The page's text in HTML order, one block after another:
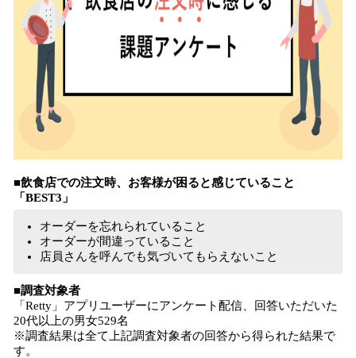
■飲食店での注文時、お客様が困ると感じていること
「BEST3」
オーダーを忘れられていること
オーダーが間違っていること
店員さんを呼んでも気づいてもらえないこと
■調査対象者
「Retty」アプリユーザーにアンケート配信、回答いただいた
20代以上の男女529名
※調査結果は全て上記調査対象者の回答から得られた結果で
す。